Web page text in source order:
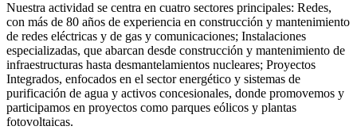
Nuestra actividad se centra en cuatro sectores principales: Redes,
con más de 80 años de experiencia en construcción y mantenimiento
de redes eléctricas y de gas y comunicaciones; Instalaciones
especializadas, que abarcan desde construcción y mantenimiento de
infraestructuras hasta desmantelamientos nucleares; Proyectos
Integrados, enfocados en el sector energético y sistemas de
purificación de agua y activos concesionales, donde promovemos y
participamos en proyectos como parques eólicos y plantas
fotovoltaicas.